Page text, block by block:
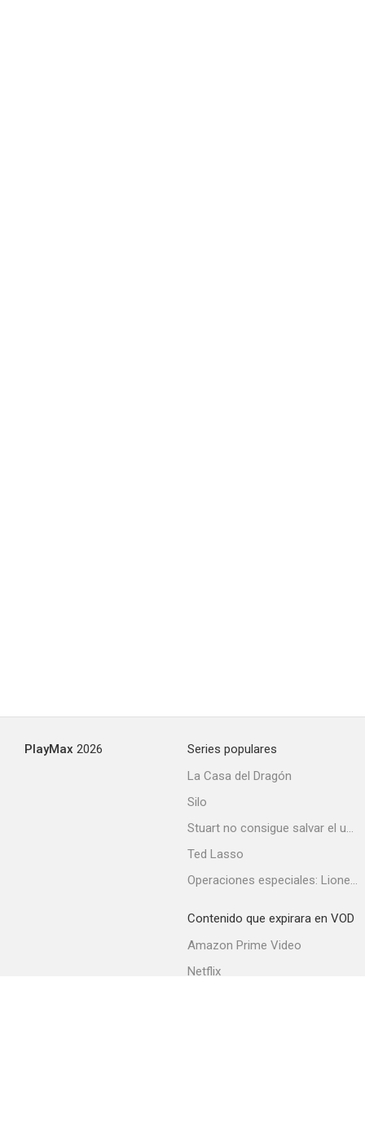
PlayMax 2026
Series populares
La Casa del Dragón
Silo
Stuart no consigue salvar el universo
Ted Lasso
Operaciones especiales: Lioness
Contenido que expirara en VOD
Amazon Prime Video
Netflix